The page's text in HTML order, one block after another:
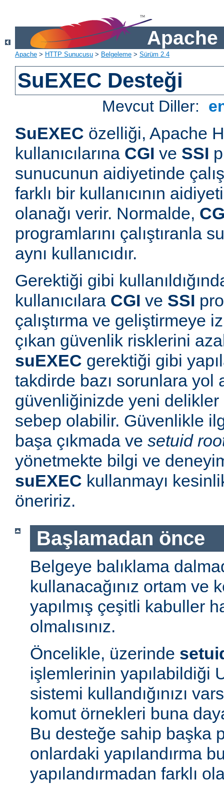
Apache
Apache > HTTP Sunucusu > Belgeleme > Sürüm 2.4
SuEXEC Desteği
Mevcut Diller:
SuEXEC özelliği, Apache
kullanıcılarına CGI ve SSI
sunucunun aidiyetinde
farklı bir kullanıcının
olanağı verir. Normalde,
programlarını çalıştıranla
aynı kullanıcıdır.
Gerektiği gibi
kullanıcılara CGI ve SSI
çalıştırma ve geliştirmeye
çıkan güvenlik risklerini
suEXEC gerektiği gibi
takdirde bazı sorunlara yol
güvenliğinizde yeni delikler
sebep olabilir. Güvenlikle
başa çıkmada ve setuid
yönetmekte bilgi ve
suEXEC kullanmayı
öneririz.
Başlamadan önce
Belgeye balıklama
kullanacağınız ortam ve
yapılmış çeşitli kabuller
olmalısınız.
Öncelikle, üzerinde
işlemlerinin yapılabildiği
sistemi kullandığınızı
komut örnekleri buna
Bu desteğe sahip başka
onlardaki yapılandırma
yapılandırmadan farklı